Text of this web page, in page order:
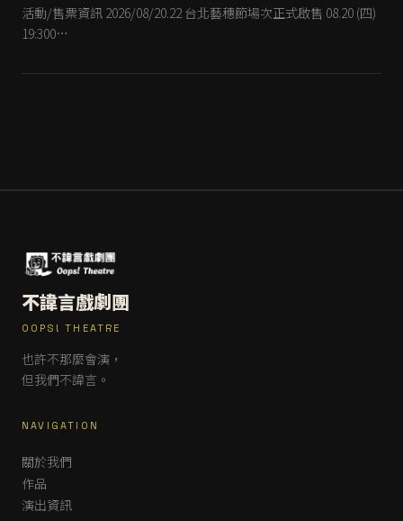
活動/售票資訊 2026/08/20.22 台北藝穗節場次正式啟售 08.20 (四)
19:300…
不諱言戲劇團
OOPS! THEATRE
也許不那麼會演，
但我們不諱言。
NAVIGATION
關於我們
作品
演出資訊